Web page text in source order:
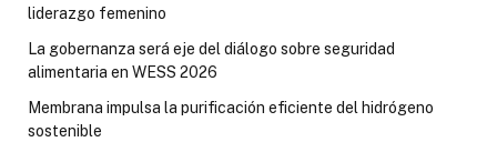
liderazgo femenino
La gobernanza será eje del diálogo sobre seguridad
alimentaria en WESS 2026
Membrana impulsa la purificación eficiente del hidrógeno
sostenible